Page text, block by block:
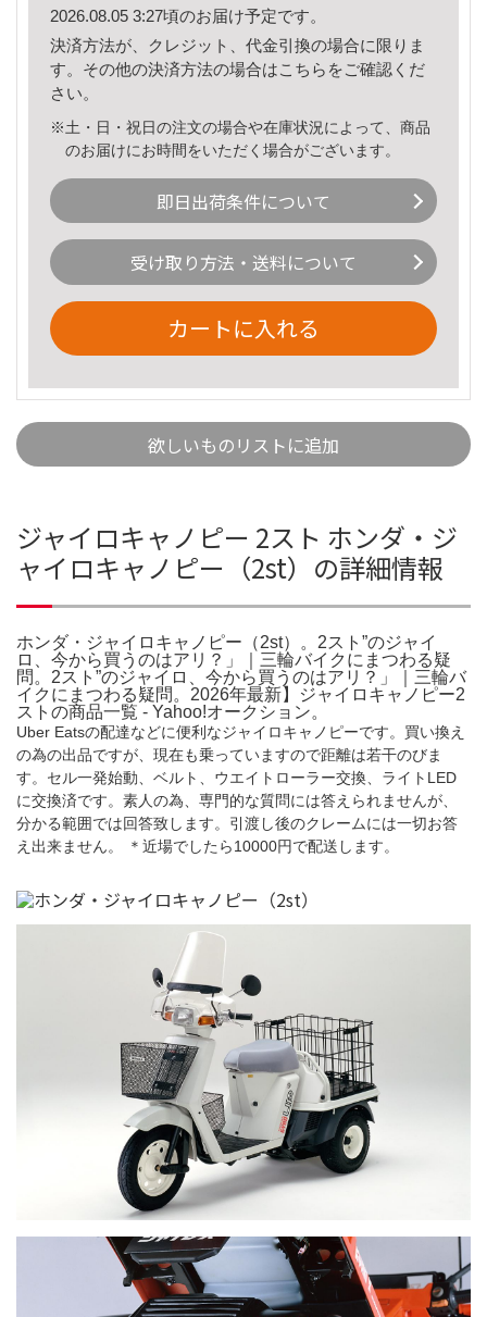
2026.08.05 3:27頃のお届け予定です。
決済方法が、クレジット、代金引換の場合に限りま
す。その他の決済方法の場合はこちら をご確認くだ
さい。
※土・日・祝日の注文の場合や在庫状況によって、商品
のお届けにお時間をいただく場合がございます。
即日出荷条件について
受け取り方法・送料について
カートに入れる
欲しいものリストに追加
ジャイロキャノピー 2スト ホンダ・ジ
ャイロキャノピー（2st）の詳細情報
ホンダ・ジャイロキャノピー（2st）。2スト”のジャイ
ロ、今から買うのはアリ？」｜三輪バイクにまつわる疑
問。2スト”のジャイロ、今から買うのはアリ？」｜三輪バ
イクにまつわる疑問。2026年最新】ジャイロキャノピー2
ストの商品一覧 - Yahoo!オークション。
Uber Eatsの配達などに便利なジャイロキャノピーです。買い換え
の為の出品ですが、現在も乗っていますので距離は若干のびま
す。セル一発始動、ベルト、ウエイトローラー交換、ライトLED
に交換済です。素人の為、専門的な質問には答えられませんが、
分かる範囲では回答致します。引渡し後のクレームには一切お答
え出来ません。 ＊近場でしたら10000円で配送します。